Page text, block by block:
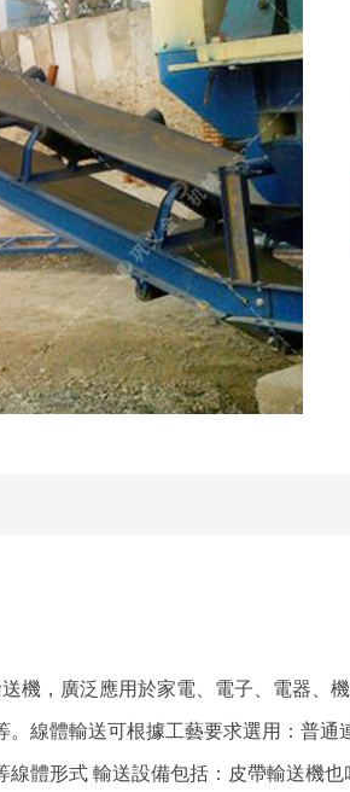
，廣泛應用於家電、電子、電器、機
線體輸送可根據工藝要求選用：普通
體形式 輸送設備包括：皮帶輸送機